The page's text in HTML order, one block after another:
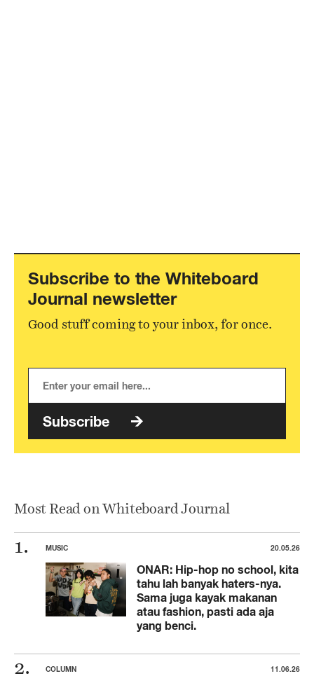
Subscribe to the Whiteboard
Journal newsletter
Good stuff coming to your inbox, for once.
Subscribe
Most Read on Whiteboard Journal
MUSIC 20.05.26
ONAR: Hip-hop no school, kita
tahu lah banyak haters-nya.
Sama juga kayak makanan
atau fashion, pasti ada aja
yang benci.
COLUMN 11.06.26